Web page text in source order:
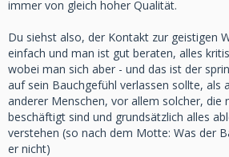
immer von gleich hoher Qualität.
Du siehst also, der Kontakt zur geistigen
einfach und man ist gut beraten, alles
wobei man sich aber - und das ist der
auf sein Bauchgefühl verlassen sollte, als
anderer Menschen, vor allem solcher, die
beschäftigt sind und grundsätzlich alles
verstehen (so nach dem Motte: Was der
er nicht)